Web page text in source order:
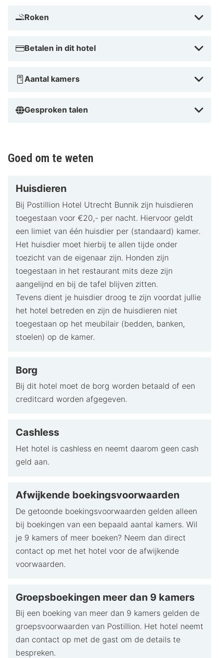
Roken
Betalen in dit hotel
Aantal kamers
Gesproken talen
Goed om te weten
Huisdieren
Bij Postillion Hotel Utrecht Bunnik zijn huisdieren
toegestaan voor €20,- per nacht. Hiervoor geldt
een limiet van één huisdier per (standaard) kamer.
Het huisdier moet hierbij te allen tijde onder
toezicht van de eigenaar zijn. Honden zijn
toegestaan in het restaurant mits deze zijn
aangelijnd en bij de tafel blijven zitten.
Tevens dient je huisdier droog te zijn voordat jullie
het hotel betreden en zijn de huisdieren niet
toegestaan op het meubilair (bedden, banken,
stoelen) op de kamer.
Borg
Bij dit hotel moet de borg worden betaald of een
creditcard worden afgegeven.
Cashless
Het hotel is cashless en neemt daarom geen cash
geld aan.
Afwijkende boekingsvoorwaarden
De getoonde boekingsvoorwaarden gelden alleen
bij boekingen van een bepaald aantal kamers. Wil
je 9 kamers of meer boeken? Neem dan direct
contact op met het hotel voor de afwijkende
voorwaarden.
Groepsboekingen meer dan 9 kamers
Bij een boeking van meer dan 9 kamers gelden de
groepsvoorwaarden van Postillion. Het hotel neemt
dan contact op met de gast om de details te
bespreken.